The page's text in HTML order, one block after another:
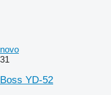
novo
31
Boss YD-52